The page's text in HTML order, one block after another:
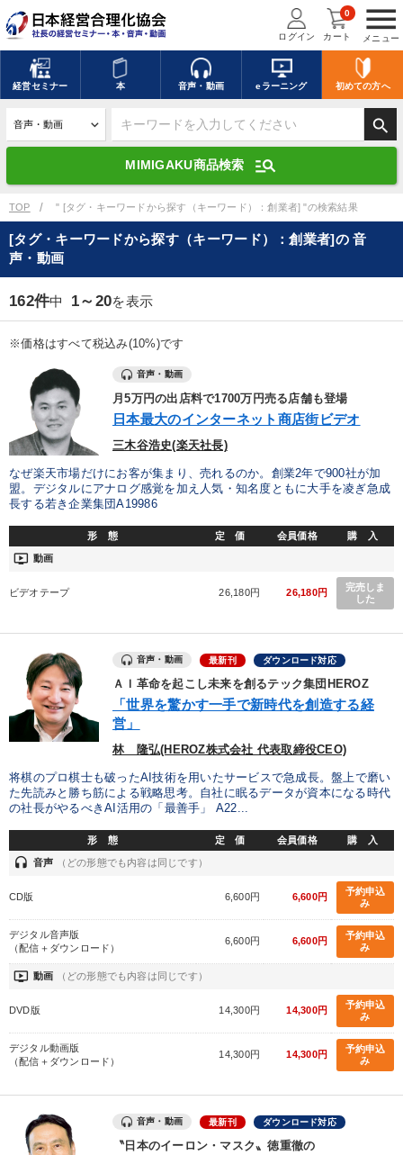
menu
メニュー
ログイン カート
0
経営セミナー 本 音声・動画 eラーニング 初めての方へ
search
MIMIGAKU商品検索 manage_search
キーワードを入力して探す
デジタル版対応のみ検索結果に表示する
search 上記の条件で検索
mic 講演収録物を探す
全国経営者セミナー講演収録物（全1315タイトル）からお探しいただけ
ます
優秀各社の智恵と戦略 事業家のロマンと経営
若手異才経営者の発想 専門家のアドバイス
リーダーの器量を学ぶ
テーマ
【最新刊】精神科医・和田秀樹の「老いない力」＋健康な社長と
仕事のスキルと人間力を高める知恵を身につける
マーケティング
業種
製造業 卸売・小売・飲食業 建設・不動産業
IT・サービス・金融業 コンサルタント
キーワード
いい会社 運勢・先見 インバウンド
仕事術・ビジネスハック
※「更新」を押すと「テーマ」「キーワード」を更新いただけます。
経営音声・動画を探す
全国経営者セミナー収録物以外の経営教材（全762タイトル）からお探
TOP " [タグ・キーワードから探す（キーワード）：創業者] "の検索結果
[タグ・キーワードから探す（キーワード）：創業者]の 音
声・動画
162件中 1～20を表示
※価格はすべて税込み(10%)です
音声・動画
月5万円の出店料で1700万円売る店舗も登場
日本最大のインターネット商店街ビデオ
三木谷浩史(楽天社長)
なぜ楽天市場だけにお客が集まり、売れるのか。創業2年で900社が加
盟。デジタルにアナログ感覚を加え人気・知名度ともに大手を凌ぎ急成
長する若き企業集団A19986
形 態 定 価 会員価格 購 入
ondemand_video 動画
ビデオテープ 26,180円 26,180円
完売しま
した
音声・動画 最新刊 ダウンロード対応
ＡＩ革命を起こし未来を創るテック集団HEROZ
「世界を驚かす一手で新時代を創造する経
営」
林 隆弘(HEROZ株式会社 代表取締役CEO)
将棋のプロ棋士も破ったAI技術を用いたサービスで急成長。盤上で磨い
た先読みと勝ち筋による戦略思考。自社に眠るデータが資本になる時代
の社長がやるべきAI活用の「最善手」 A22...
形 態 定 価 会員価格 購 入
headset 音声 （どの形態でも内容は同じです）
CD版 6,600円 6,600円
予約申込
み
デジタル音声版
（配信＋ダウンロード）
6,600円 6,600円
予約申込
み
ondemand_video 動画 （どの形態でも内容は同じです）
DVD版 14,300円 14,300円
予約申込
み
デジタル動画版
（配信＋ダウンロード）
14,300円 14,300円
予約申込
み
音声・動画 最新刊 ダウンロード対応
〝日本のイーロン・マスク〟徳重徹の